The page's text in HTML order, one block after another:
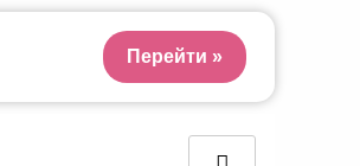
Перейти »